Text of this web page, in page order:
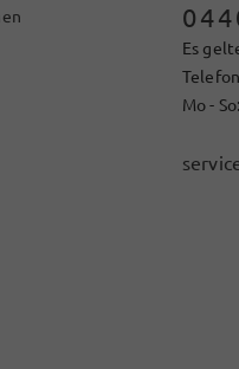
Es
Mo -